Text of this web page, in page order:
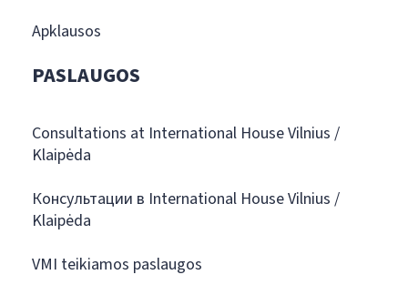
Apklausos
PASLAUGOS
Consultations at International House Vilnius /
Klaipėda
Консультации в International House Vilnius /
Klaipėda
VMI teikiamos paslaugos